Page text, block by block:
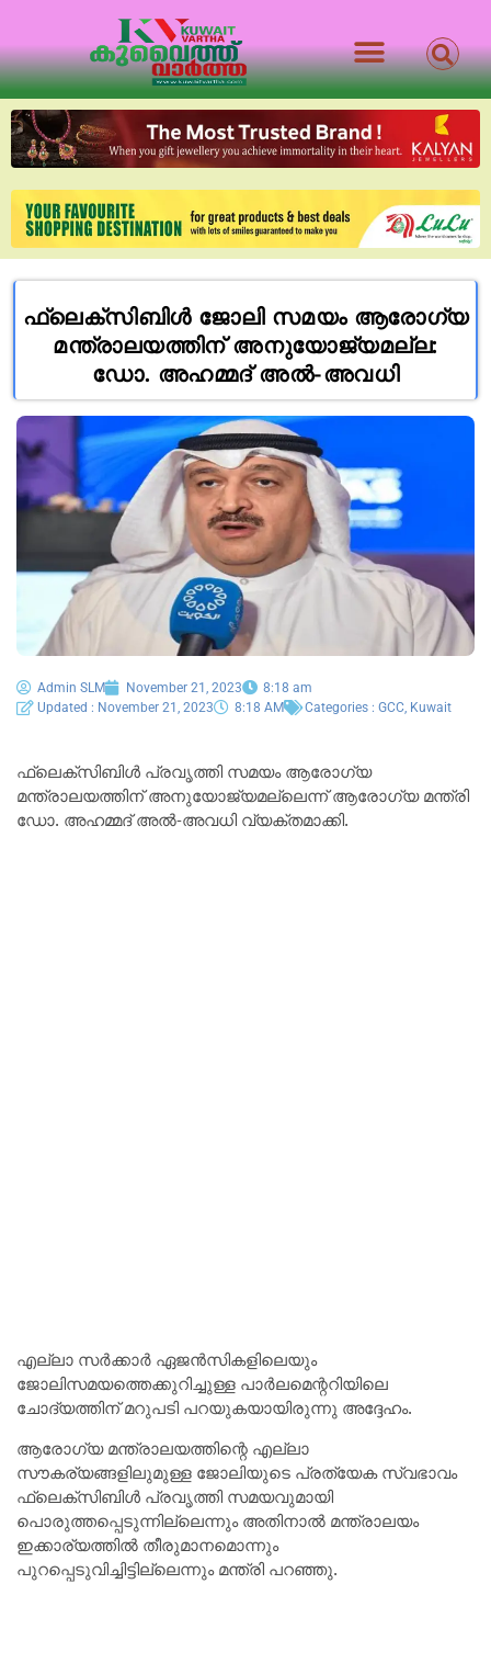
ഫ്ലെക്സിബിൾ ജോലി സമയം ആരോഗ്യ
മന്ത്രാലയത്തിന് അനുയോജ്യമല്ല:
ഡോ. അഹമ്മദ് അൽ-അവധി
Admin SLM November 21, 2023
8:18 am
Updated : November 21, 2023
8:18 AM Categories : GCC Kuwait
ഫ്ലെക്സിബിൾ പ്രവൃത്തി സമയം ആരോഗ്യ
മന്ത്രാലയത്തിന് അനുയോജ്യമല്ലെന്ന് ആരോഗ്യ മന്ത്രി
ഡോ. അഹമ്മദ് അൽ-അവധി വ്യക്തമാക്കി.
എല്ലാ സർക്കാർ ഏജൻസികളിലെയും
ജോലിസമയത്തെക്കുറിച്ചുള്ള പാർലമെന്ററിയിലെ
ചോദ്യത്തിന് മറുപടി പറയുകയായിരുന്നു അദ്ദേഹം.
ആരോഗ്യ മന്ത്രാലയത്തിന്റെ എല്ലാ
സൗകര്യങ്ങളിലുമുള്ള ജോലിയുടെ പ്രത്യേക സ്വഭാവം
ഫ്ലെക്സിബിൾ പ്രവൃത്തി സമയവുമായി
പൊരുത്തപ്പെടുന്നില്ലെന്നും അതിനാൽ മന്ത്രാലയം
ഇക്കാര്യത്തിൽ തീരുമാനമൊന്നും
പുറപ്പെടുവിച്ചിട്ടില്ലെന്നും മന്ത്രി പറഞ്ഞു.